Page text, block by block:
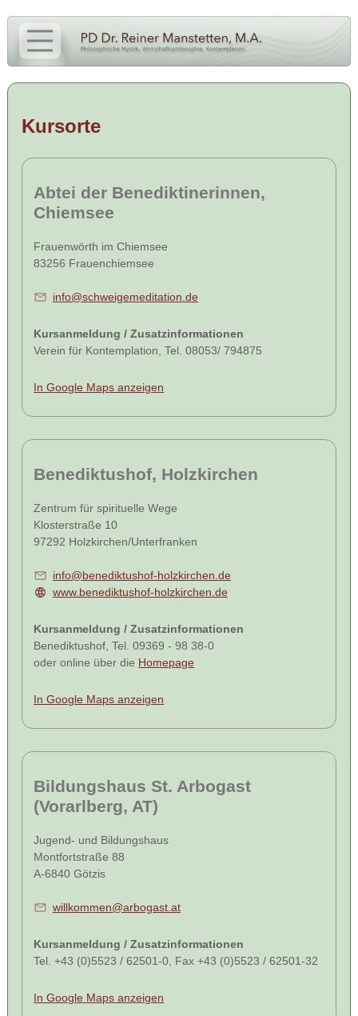
Kursorte
Abtei der Benediktinerinnen,
Chiemsee
Frauenwörth im Chiemsee
83256 Frauenchiemsee
info@schweigemeditation.de
Kursanmeldung / Zusatzinformationen
Verein für Kontemplation, Tel. 08053/ 794875
In Google Maps anzeigen
Benediktushof, Holzkirchen
Zentrum für spirituelle Wege
Klosterstraße 10
97292 Holzkirchen/Unterfranken
info@benediktushof-holzkirchen.de
www.benediktushof-holzkirchen.de
Kursanmeldung / Zusatzinformationen
Benediktushof, Tel. 09369 - 98 38-0
oder online über die Homepage
In Google Maps anzeigen
Bildungshaus St. Arbogast
(Vorarlberg, AT)
Jugend- und Bildungshaus
Montfortstraße 88
A-6840 Götzis
willkommen@arbogast.at
Kursanmeldung / Zusatzinformationen
Tel. +43 (0)5523 / 62501-0, Fax +43 (0)5523 / 62501-32
In Google Maps anzeigen